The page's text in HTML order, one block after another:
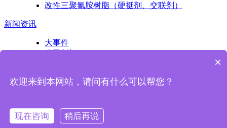
改性三聚氰胺树脂（硬挺剂、交联剂）
新闻资讯
大事件
Copyright © 2017 浙江亚迪纳新材料科技股份有限公司版权所
×
欢迎来到本网站，请问有什么可以帮您？
现在咨询 稍后再说